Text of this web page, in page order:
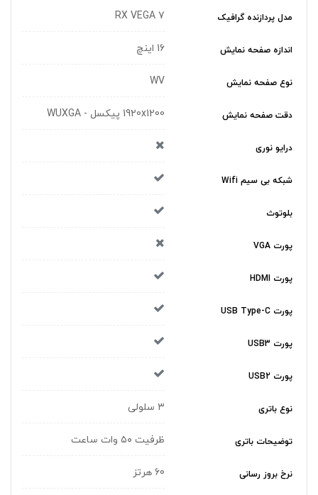
مدل پردازنده گرافیک RX VEGA 7
اندازه صفحه نمایش 16 اینچ
نوع صفحه نمایش WV
دقت صفحه نمایش 1920x1200 پیکسل - WUXGA
درایو نوری
شبکه بی سیم Wifi
بلوتوث
پورت VGA
پورت HDMI
پورت USB Type-C
پورت USB3
پورت USB2
نوع باتری ۳ سلولی
توضیحات باتری ظرفیت ۵۰ وات ساعت
نرخ بروز رسانی 60 هرتز